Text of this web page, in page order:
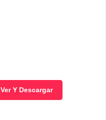
Ver Y Descargar